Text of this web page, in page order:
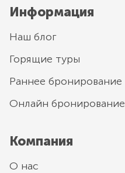
Информация
Наш блог
Горящие туры
Раннее бронирование
Онлайн бронирование
Компания
О нас